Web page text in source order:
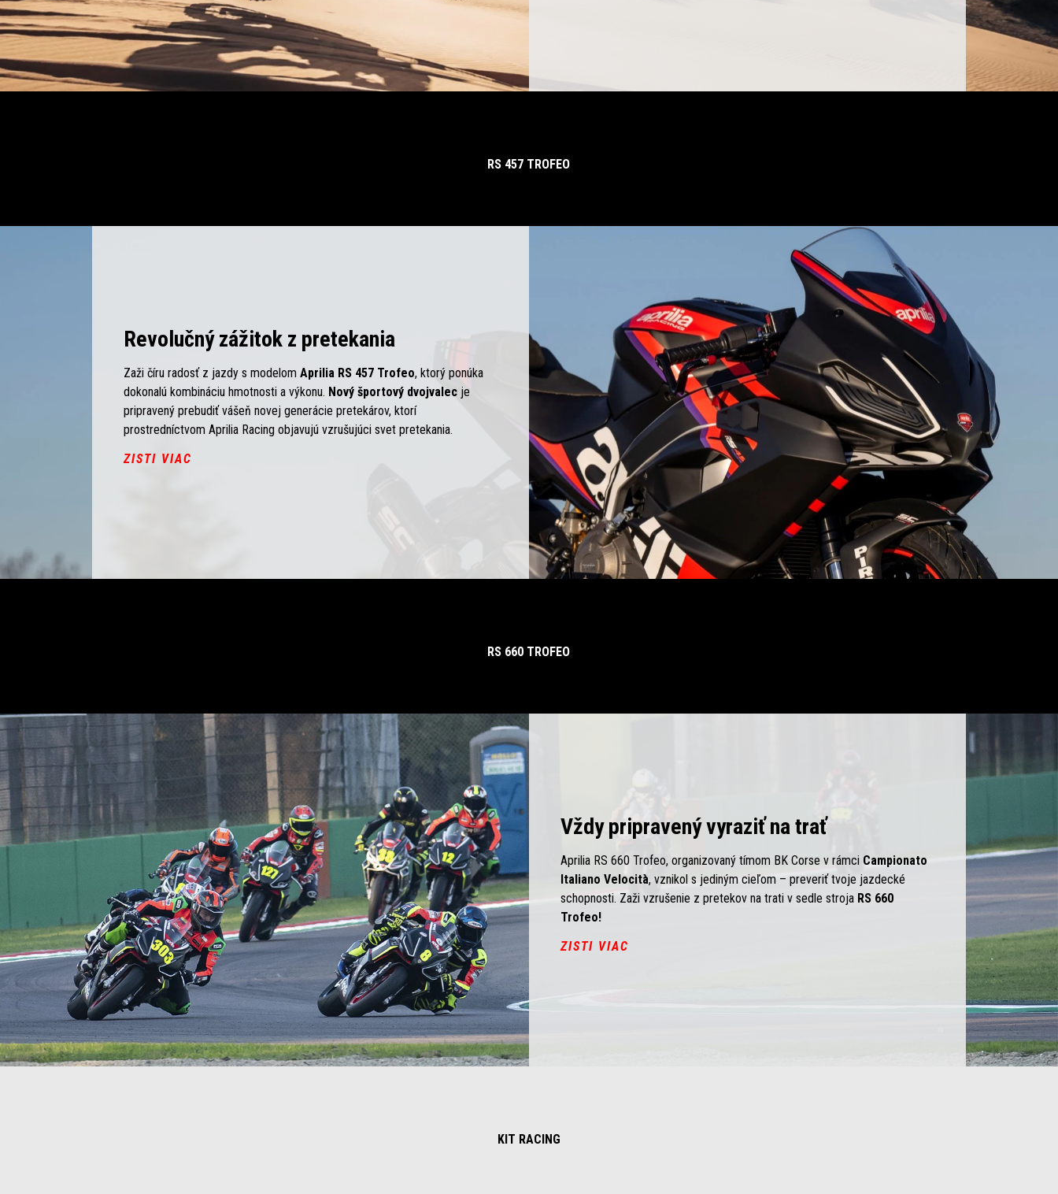
RS 457 TROFEO
Revolučný zážitok z pretekania
Zaži číru radosť z jazdy s modelom Aprilia RS 457 Trofeo, ktorý ponúka
dokonalú kombináciu hmotnosti a výkonu. Nový športový dvojvalec je
pripravený prebudiť vášeň novej generácie pretekárov, ktorí
prostredníctvom Aprilia Racing objavujú vzrušujúci svet pretekania.
ZISTI VIAC
RS 660 TROFEO
Vždy pripravený vyraziť na trať
Aprilia RS 660 Trofeo, organizovaný tímom BK Corse v rámci Campionato
Italiano Velocità, vznikol s jediným cieľom – preveriť tvoje jazdecké
schopnosti. Zaži vzrušenie z pretekov na trati v sedle stroja RS 660
Trofeo!
ZISTI VIAC
KIT RACING